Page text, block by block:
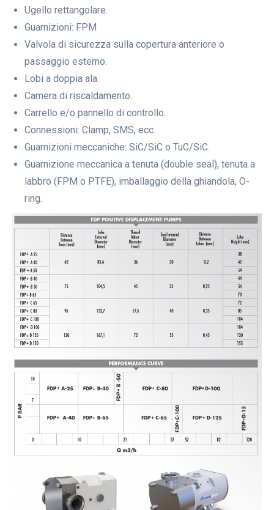
Ugello rettangolare.
Guarnizioni: FPM
Valvola di sicurezza sulla copertura anteriore o
passaggio esterno.
Lobi a doppia ala.
Camera di riscaldamento.
Carrello e/o pannello di controllo.
Connessioni: Clamp, SMS, ecc.
Guarnizioni meccaniche: SiC/SiC o TuC/SiC.
Guarnizione meccanica a tenuta (double seal), tenuta a
labbro (FPM o PTFE), imballaggio della ghiandola, O-
ring.